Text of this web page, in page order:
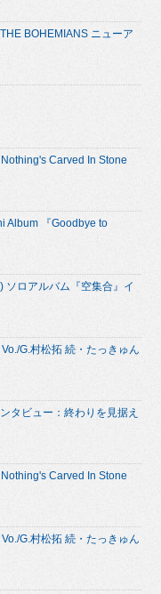
BOHEMIANS ニューア
Carved In Stone
Album 『Goodbye to
ソロアルバム『空集合』イ
G.村松拓 続・たっきゅん
タビュー：終わりを見据え
Carved In Stone
G.村松拓 続・たっきゅん